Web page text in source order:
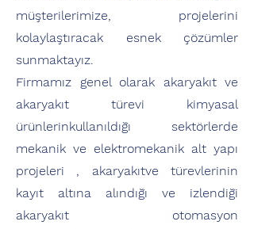
müşterilerimize, projelerini
kolaylaştıracak esnek çözümler
sunmaktayız.
Firmamız genel olarak akaryakıt ve
akaryakıt türevi kimyasal
ürünlerinkullanıldığı sektörlerde
mekanik ve elektromekanik alt yapı
projeleri , akaryakıtve türevlerinin
kayıt altına alındığı ve izlendiği
akaryakıt otomasyon